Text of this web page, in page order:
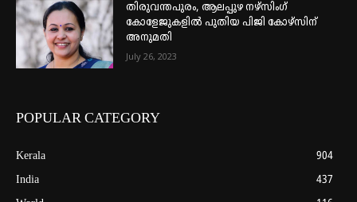
തിരുവന്തപുരം, ആലപ്പുഴ നഴ്‌സിംഗ്
കോളേജുകളില്‍ പുതിയ പിജി കോഴ്‌സിന്
അനുമതി
July 26, 2023
POPULAR CATEGORY
Kerala
904
India
437